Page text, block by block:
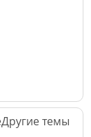
Другие темы